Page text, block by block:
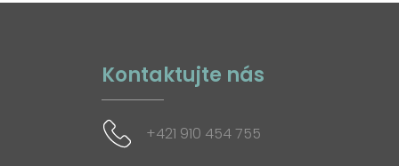
Kontaktujte nás
+421 910 454 755